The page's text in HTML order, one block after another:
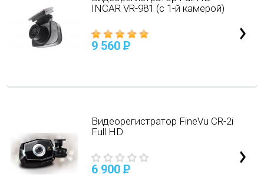
INCAR VR-981 (с 1-й камерой)
9 560 P
Видеорегистратор FineVu CR-2i
Full HD
6 900 P